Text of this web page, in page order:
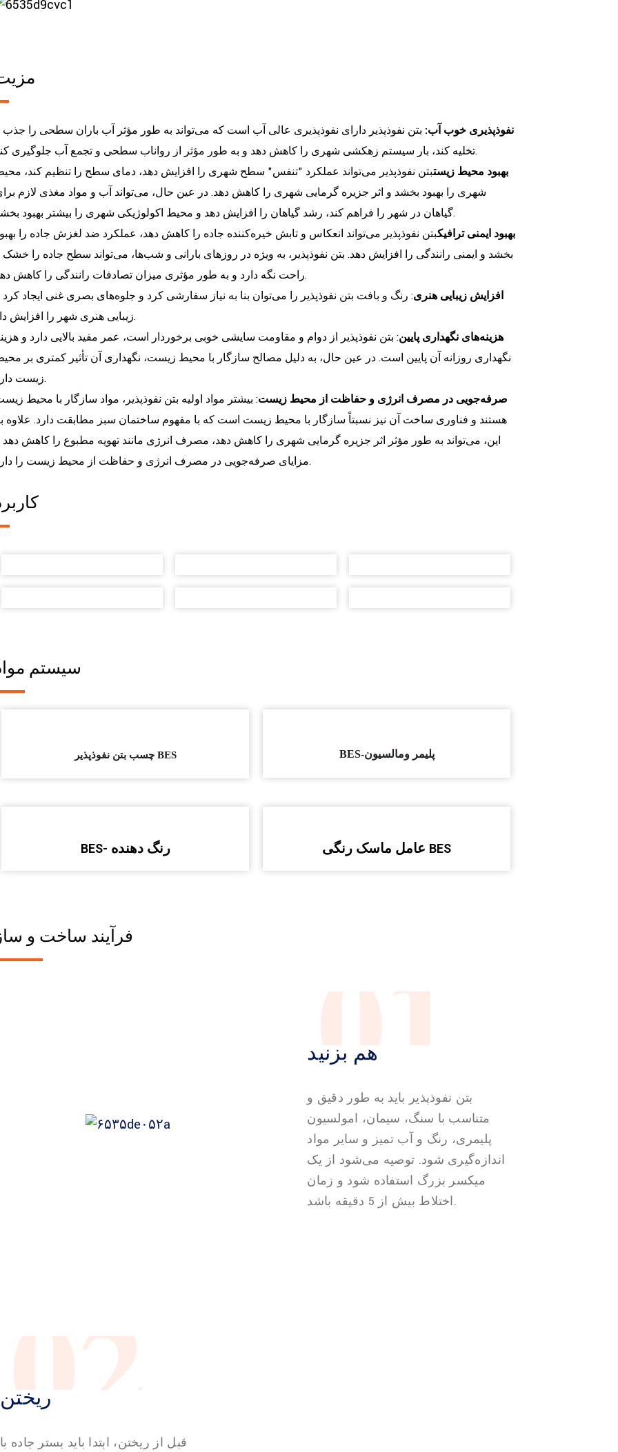
نفوذپذیری خوب آب: بتن نفوذپذیر دارای نفوذپذیری عالی آب است که می‌تواند به طور مؤثر آب باران سطحی را جذب
تخلیه کند، بار سیستم زهکشی شهری را کاهش دهد و به طور مؤثر از رواناب سطحی و تجمع آب جلوگیری کند.
بهبود محیط زیستبتن نفوذپذیر می‌تواند عملکرد "تنفس" سطح شهری را افزایش دهد، دمای سطح را تنظیم کند،
شهری را بهبود بخشد و اثر جزیره گرمایی شهری را کاهش دهد. در عین حال، می‌تواند آب و مواد مغذی لازم
گیاهان در شهر را فراهم کند، رشد گیاهان را افزایش دهد و محیط اکولوژیکی شهری را بیشتر بهبود بخشد.
بهبود ایمنی ترافیکبتن نفوذپذیر می‌تواند انعکاس و تابش خیره‌کننده جاده را کاهش دهد، عملکرد ضد لغزش جاده را
بخشد و ایمنی رانندگی را افزایش دهد. بتن نفوذپذیر، به ویژه در روزهای بارانی و شب‌ها، می‌تواند سطح جاده را خشک
راحت نگه دارد و به طور مؤثری میزان تصادفات رانندگی را کاهش دهد.
افزایش زیبایی هنری: رنگ و بافت بتن نفوذپذیر را می‌توان بنا به نیاز سفارشی کرد و جلوه‌های بصری غنی ایجاد کرد
زیبایی هنری شهر را افزایش داد.
هزینه‌های نگهداری پایین: بتن نفوذپذیر از دوام و مقاومت سایشی خوبی برخوردار است، عمر مفید بالایی دارد و
نگهداری روزانه آن پایین است. در عین حال، به دلیل مصالح سازگار با محیط زیست، نگهداری آن تأثیر کمتری بر
زیست دارد.
صرفه‌جویی در مصرف انرژی و حفاظت از محیط زیست: بیشتر مواد اولیه بتن نفوذپذیر، مواد سازگار با محیط
هستند و فناوری ساخت آن نیز نسبتاً سازگار با محیط زیست است که با مفهوم ساختمان سبز مطابقت دارد. علاوه
این، می‌تواند به طور مؤثر اثر جزیره گرمایی شهری را کاهش دهد، مصرف انرژی مانند تهویه مطبوع را کاهش دهد
مزایای صرفه‌جویی در مصرف انرژی و حفاظت از محیط زیست را دارد.
سیستم
چسب بتن نفوذپذیر BES BES-پلیمرومالسیون
BES- رنگ دهنده عامل ماسک رنگی BES
فرآیند ساخت و ساز 01
هم بزنید
بتن نفوذپذیر باید به طور دقیق و
متناسب با سنگ، سیمان، امولسیون
پلیمری، رنگ و آب تمیز و سایر مواد
اندازه‌گیری شود. توصیه می‌شود از یک
میکسر بزرگ استفاده شود و زمان
اختلاط بیش از 5 دقیقه باشد.
02
ریختن
قبل از ریختن، ابتدا باید بستر جاده با